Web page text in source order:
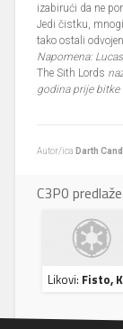
izabirući da ne
Jedi čistku,
tako ostali
Napomena:
The Sith Lords
godina prije bitke
Autor/ica Darth
C3P0
Likovi: Fisto,